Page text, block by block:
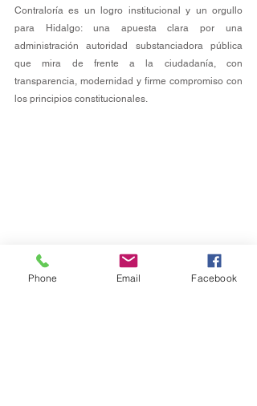
Contraloría es un logro institucional y un orgullo
para Hidalgo: una apuesta clara por una
administración autoridad substanciadora pública
que mira de frente a la ciudadanía, con
transparencia, modernidad y firme compromiso con
los principios constitucionales.
Phone Email Facebook